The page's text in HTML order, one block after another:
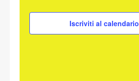
Iscriviti al calendario